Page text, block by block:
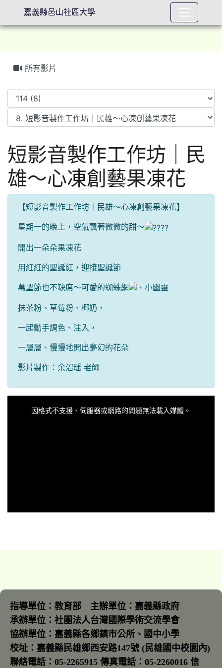
所有影片
短影音製作工作坊｜民
雄～心凍創藝果凍花
【短影音製作工作坊｜民雄～心凍創藝果凍花】
星期一的晚上，空氣飄著微微的甜～
開出一朵朵果凍花
用紅紅的聖誕紅，迎接聖誕節
萬聖節也不缺席～可愛的蜘蛛網
、小幽靈
抹茶粉、草莓粉、椰奶，
一起動手調色、注入，
一層層、慢慢地開出夢幻的花朵
影片製作：余沼瑶 老師
因格式不支援、伺服器或網路的問題無法載入媒體。
指導單位：教育部 主辦單位：嘉義縣政府
承辦單位：社團法人台灣國際學術交流學會
協辦單位：嘉義縣各鄉鎮市公所、國中小學
校址：嘉義縣民雄鄉西安路147號 (民雄國中校園內)
聯絡電話：05-2265915 傳真電話：05-2260016 信
嘉義縣邑山社區大學